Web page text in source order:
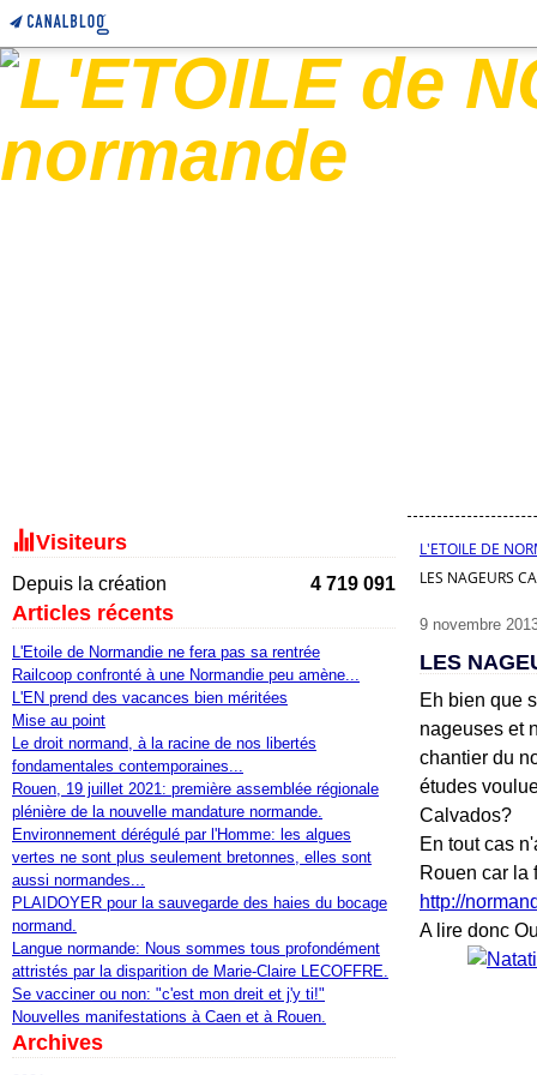
Visiteurs
Depuis la création 4 719 091
Articles récents
L'Etoile de Normandie ne fera pas sa rentrée
Railcoop confronté à une Normandie peu amène...
L'EN prend des vacances bien méritées
Mise au point
Le droit normand, à la racine de nos libertés
fondamentales contemporaines...
Rouen, 19 juillet 2021: première assemblée régionale
plénière de la nouvelle mandature normande.
Environnement dérégulé par l'Homme: les algues
vertes ne sont plus seulement bretonnes, elles sont
aussi normandes...
PLAIDOYER pour la sauvegarde des haies du bocage
normand.
Langue normande: Nous sommes tous profondément
attristés par la disparition de Marie-Claire LECOFFRE.
Se vacciner ou non: "c'est mon dreit et j'y ti!"
Nouvelles manifestations à Caen et à Rouen.
Archives
L'ETOILE DE
LES NAGEURS
9 novembre
LES
Eh bien que
nageuses et
chantier du
études
Calvados?
En tout cas
Rouen car la
http://
A lire donc